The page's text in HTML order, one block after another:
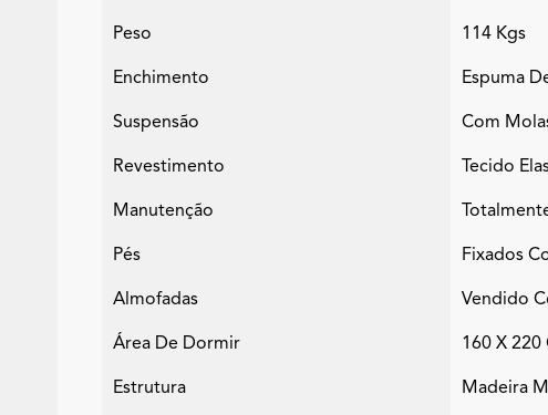
Peso 114 Kgs
Enchimento Espuma
Suspensão Com
Revestimento Tecido
Manutenção
Pés Fixados
Almofadas Vendido
Área De Dormir 160 X 220
Estrutura Madeira